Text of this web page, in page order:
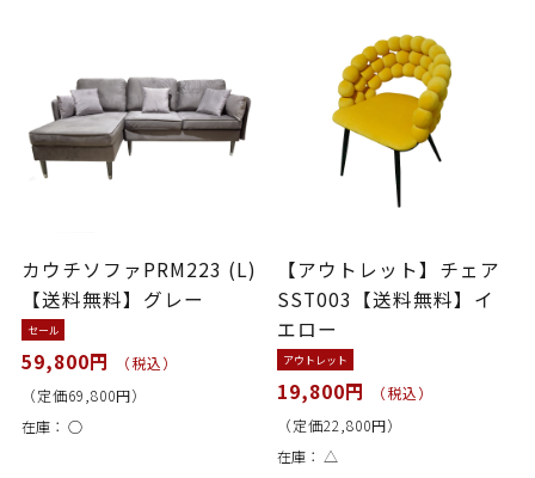
カウチソファPRM223 (L)
【送料無料】グレー
セール
59,800円
（税込）
（定価69,800円）
在庫： ○
【アウトレット】チェア
SST003【送料無料】イ
エロー
アウトレット
19,800円
（税込）
（定価22,800円）
在庫： △